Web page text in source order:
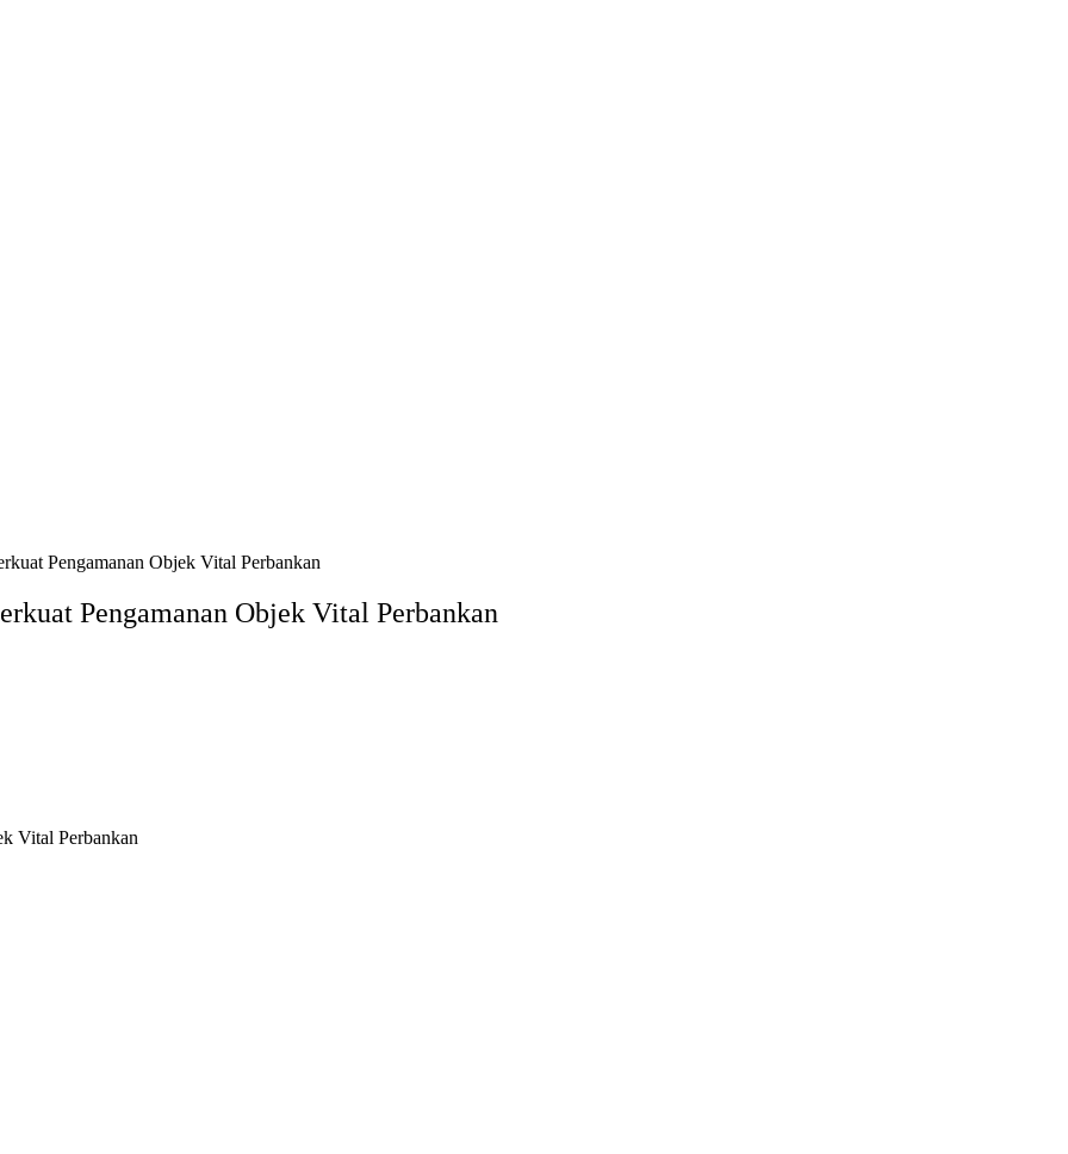
Pengamanan Objek Vital Perbankan
Pengamanan Objek Vital Perbankan
Vital Perbankan